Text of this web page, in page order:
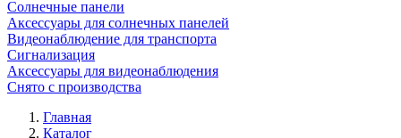
Солнечные панели
Аксессуары для солнечных панелей
Видеонаблюдение для транспорта
Сигнализация
Аксессуары для видеонаблюдения
Снято с производства
Главная
Каталог